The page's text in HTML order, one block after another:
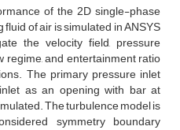
of the 2D single-phase
of air is simulated in ANSYS
the velocity field, pressure
regime, and entertainment ratio
The primary pressure inlet
as an opening with bar at
The turbulence model is
symmetry boundary